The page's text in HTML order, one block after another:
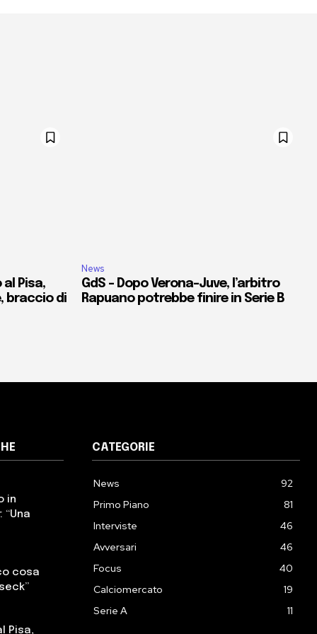
Pisa,
braccio di
News
GdS – Dopo Verona-Juve, l’arbitro
Rapuano potrebbe finire in Serie B
in
cosa
Pisa,
CATEGORIE
News
92
Primo Piano
81
Interviste
46
Avversari
46
Focus
40
Calciomercato
19
Serie A
11